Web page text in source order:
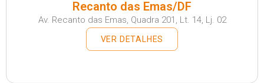
Recanto das Emas/DF
Av. Recanto das Emas, Quadra 201, Lt. 14, Lj. 02
VER DETALHES